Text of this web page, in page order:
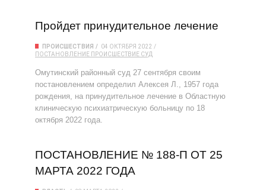
Пройдет принудительное лечение
ПРОИСШЕСТВИЯ
04 ОКТЯБРЯ 2022
ПОСТАНОВЛЕНИЕ ПРОИСШЕСТВИЕ СУД
Омутинский районный суд 27 сентября своим
постановлением определил Алексея Л., 1957 года
рождения, на принудительное лечение в Областную
клиническую психиатрическую больницу по 18
октября 2022 года.
ПОСТАНОВЛЕНИЕ № 188-П ОТ 25
МАРТА 2022 ГОДА